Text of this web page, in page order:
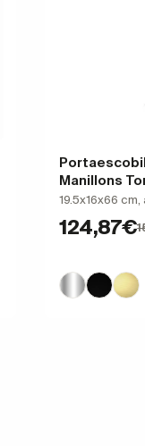
Manillons
19.5x16x66 cm,
124,87€